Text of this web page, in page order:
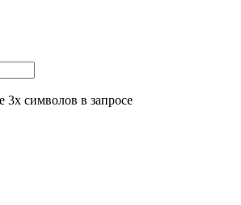
3х символов в запросе